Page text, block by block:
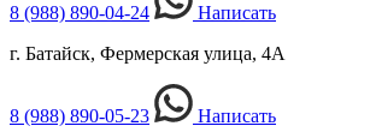
8 (988) 890-04-24
Написать
г. Батайск, Фермерская улица, 4А
8 (988) 890-05-23
Написать